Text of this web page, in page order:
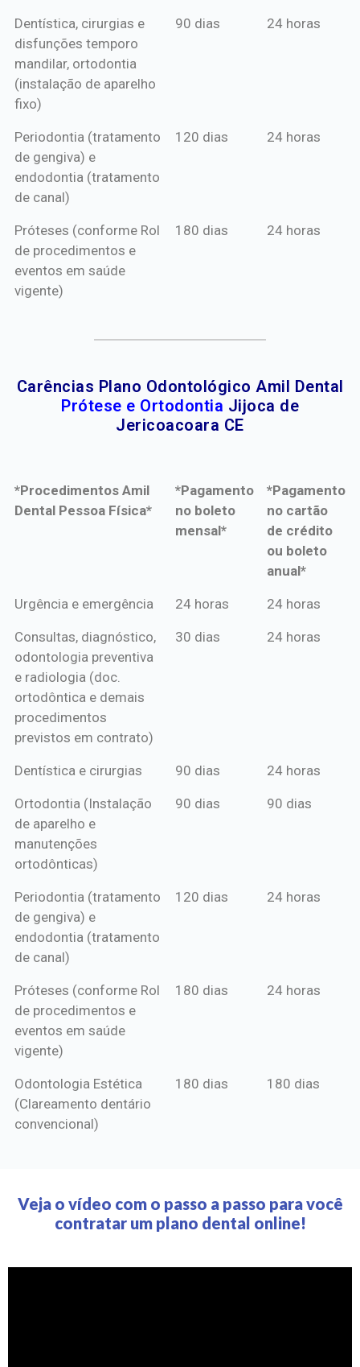
Dentística, cirurgias e
disfunções temporo
mandilar, ortodontia
(instalação de aparelho
fixo)
90 dias 24 horas
Periodontia (tratamento
de gengiva) e
endodontia (tratamento
de canal)
120 dias 24 horas
Próteses (conforme Rol
de procedimentos e
eventos em saúde
vigente)
180 dias 24 horas
Carências Plano Odontológico Amil Dental
Prótese e Ortodontia Jijoca de
Jericoacoara CE
*Procedimentos Amil
Dental Pessoa Física*
*Pagamento
no boleto
mensal*
*Pagamento
no cartão
de crédito
ou boleto
anual*
*Procedimentos Amil
*Pagamento
mensal*
*Pagamento
de crédito
Urgência e emergência 24 horas 24 horas
Consultas, diagnóstico,
odontologia preventiva
e radiologia (doc.
ortodôntica e demais
procedimentos
previstos em contrato)
30 dias 24 horas
Dentística e cirurgias 90 dias 24 horas
Ortodontia (Instalação
de aparelho e
manutenções
ortodônticas)
90 dias 90 dias
Periodontia (tratamento
de gengiva) e
endodontia (tratamento
de canal)
120 dias 24 horas
Próteses (conforme Rol
de procedimentos e
eventos em saúde
vigente)
180 dias 24 horas
Odontologia Estética
(Clareamento dentário
convencional)
180 dias 180 dias
Veja o vídeo com o passo a passo para você
contratar um plano dental online!